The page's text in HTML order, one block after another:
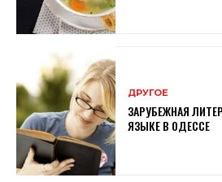
ДРУГОЕ
ЗАРУБЕЖНАЯ
ЯЗЫКЕ В ОДЕССЕ